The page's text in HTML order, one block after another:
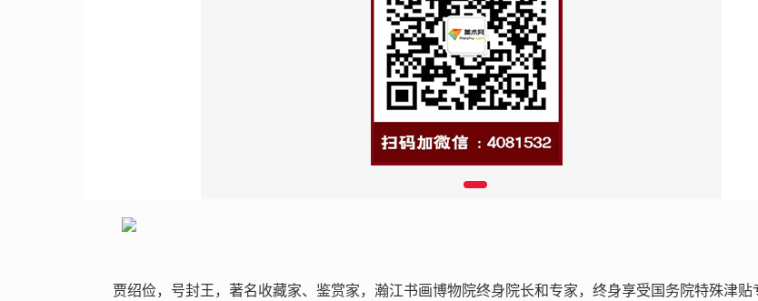
贾绍俭，号封王，著名收藏家、鉴赏家，瀚江书画博物院终身院长和专家，终身享受国务院特殊津贴